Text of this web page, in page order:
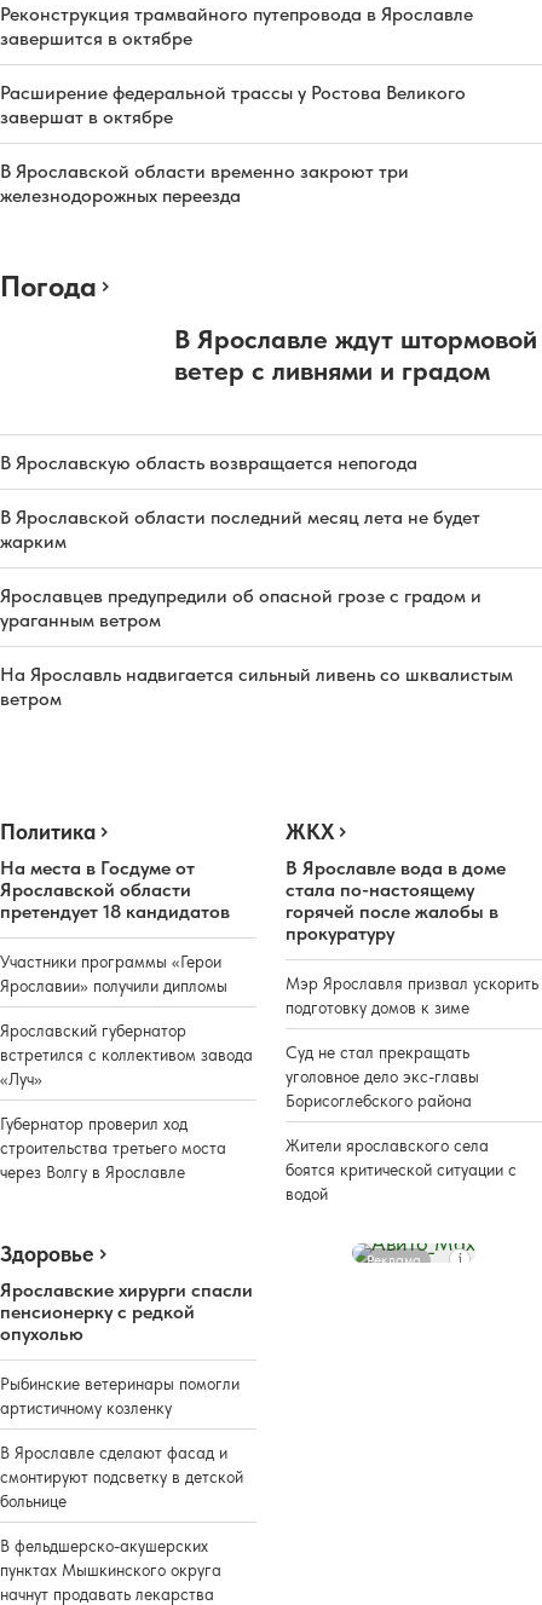
Реконструкция трамвайного путепровода в Ярославле
завершится в октябре
Расширение федеральной трассы у Ростова Великого
завершат в октябре
В Ярославской области временно закроют три
железнодорожных переезда
Погода
В Ярославле ждут штормовой
ветер с ливнями и градом
В Ярославскую область возвращается непогода
В Ярославской области последний месяц лета не будет
жарким
Ярославцев предупредили об опасной грозе с градом и
ураганным ветром
На Ярославль надвигается сильный ливень со шквалистым
ветром
Политика
На места в Госдуме от
Ярославской области
претендует 18 кандидатов
Участники программы «Герои
Ярославии» получили дипломы
Ярославский губернатор
встретился с коллективом завода
«Луч»
Губернатор проверил ход
строительства третьего моста
через Волгу в Ярославле
ЖКХ
В Ярославле вода в доме
стала по-настоящему
горячей после жалобы в
прокуратуру
Мэр Ярославля призвал ускорить
подготовку домов к зиме
Суд не стал прекращать
уголовное дело экс-главы
Борисоглебского района
Жители ярославского села
боятся критической ситуации с
водой
Здоровье
Ярославские хирурги спасли
пенсионерку с редкой
опухолью
Рыбинские ветеринары помогли
артистичному козленку
В Ярославле сделают фасад и
смонтируют подсветку в детской
больнице
В фельдшерско-акушерских
пунктах Мышкинского округа
начнут продавать лекарства
Реклама